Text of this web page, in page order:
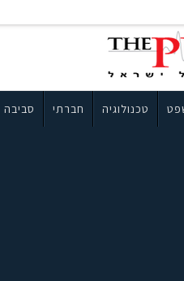
טכנולוגיה חברתי סביבה